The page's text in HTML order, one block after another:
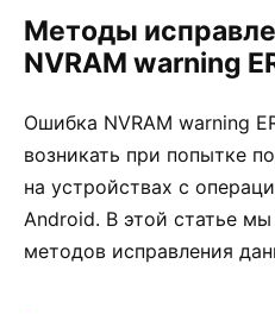
Методы
NVRAM warning
Ошибка NVRAM warning
возникать при попытке
на устройствах с
Android. В этой статье
методов исправления